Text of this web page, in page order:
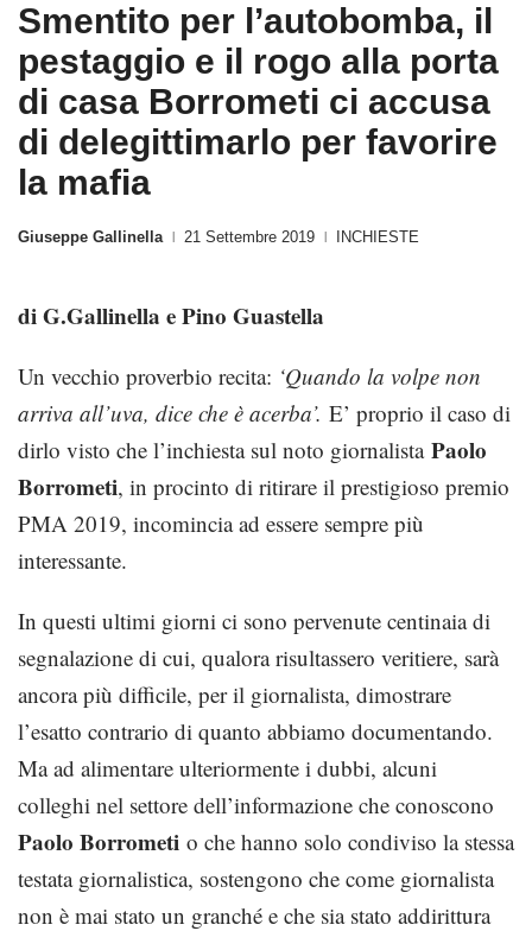
Smentito per l’autobomba, il
pestaggio e il rogo alla porta
di casa Borrometi ci accusa
di delegittimarlo per favorire
la mafia
Giuseppe Gallinella 21 Settembre 2019 INCHIESTE
di G.Gallinella e Pino Guastella
Un vecchio proverbio recita: ‘Quando la volpe non
arriva all’uva, dice che è acerba’. E’ proprio il caso di
dirlo visto che l’inchiesta sul noto giornalista Paolo
Borrometi, in procinto di ritirare il prestigioso premio
PMA 2019, incomincia ad essere sempre più
interessante.
In questi ultimi giorni ci sono pervenute centinaia di
segnalazione di cui, qualora risultassero veritiere, sarà
ancora più difficile, per il giornalista, dimostrare
l’esatto contrario di quanto abbiamo documentando.
Ma ad alimentare ulteriormente i dubbi, alcuni
colleghi nel settore dell’informazione che conoscono
Paolo Borrometi o che hanno solo condiviso la stessa
testata giornalistica, sostengono che come giornalista
non è mai stato un granché e che sia stato addirittura